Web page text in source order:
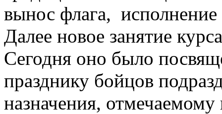
вынос флага,
Далее новое занятие
Сегодня оно было
празднику бойцов
назначения,